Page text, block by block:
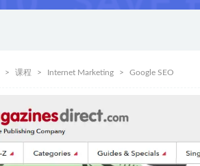
课程 Internet Marketing Google SEO